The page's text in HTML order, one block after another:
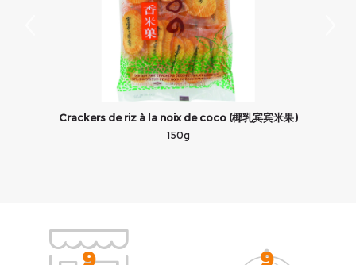
Crackers de riz à la noix de coco (椰乳宾宾米果)
150g
9 9